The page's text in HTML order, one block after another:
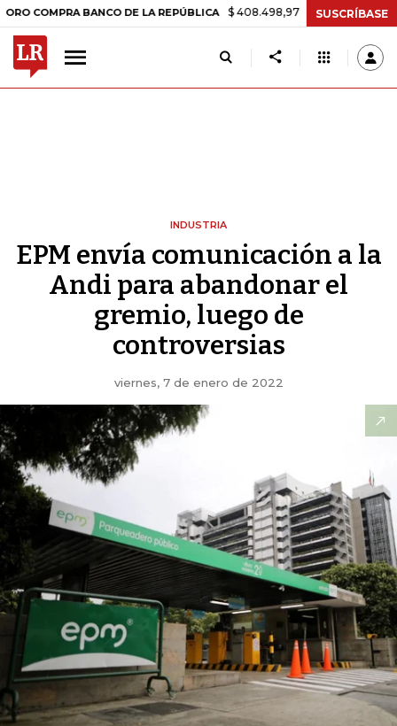
BANCO DE LA REPÚBLICA $ 408.498,97 +$ 8.753,81 +2,19%
SUSCRÍBASE
INDUSTRIA
EPM envía comunicación a la
Andi para abandonar el
gremio, luego de
controversias
viernes, 7 de enero de 2022